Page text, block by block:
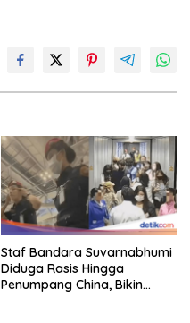
Staf Bandara Suvarnabhumi
Diduga Rasis Hingga
Penumpang China, Bikin